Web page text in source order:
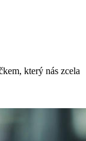
který nás zcela